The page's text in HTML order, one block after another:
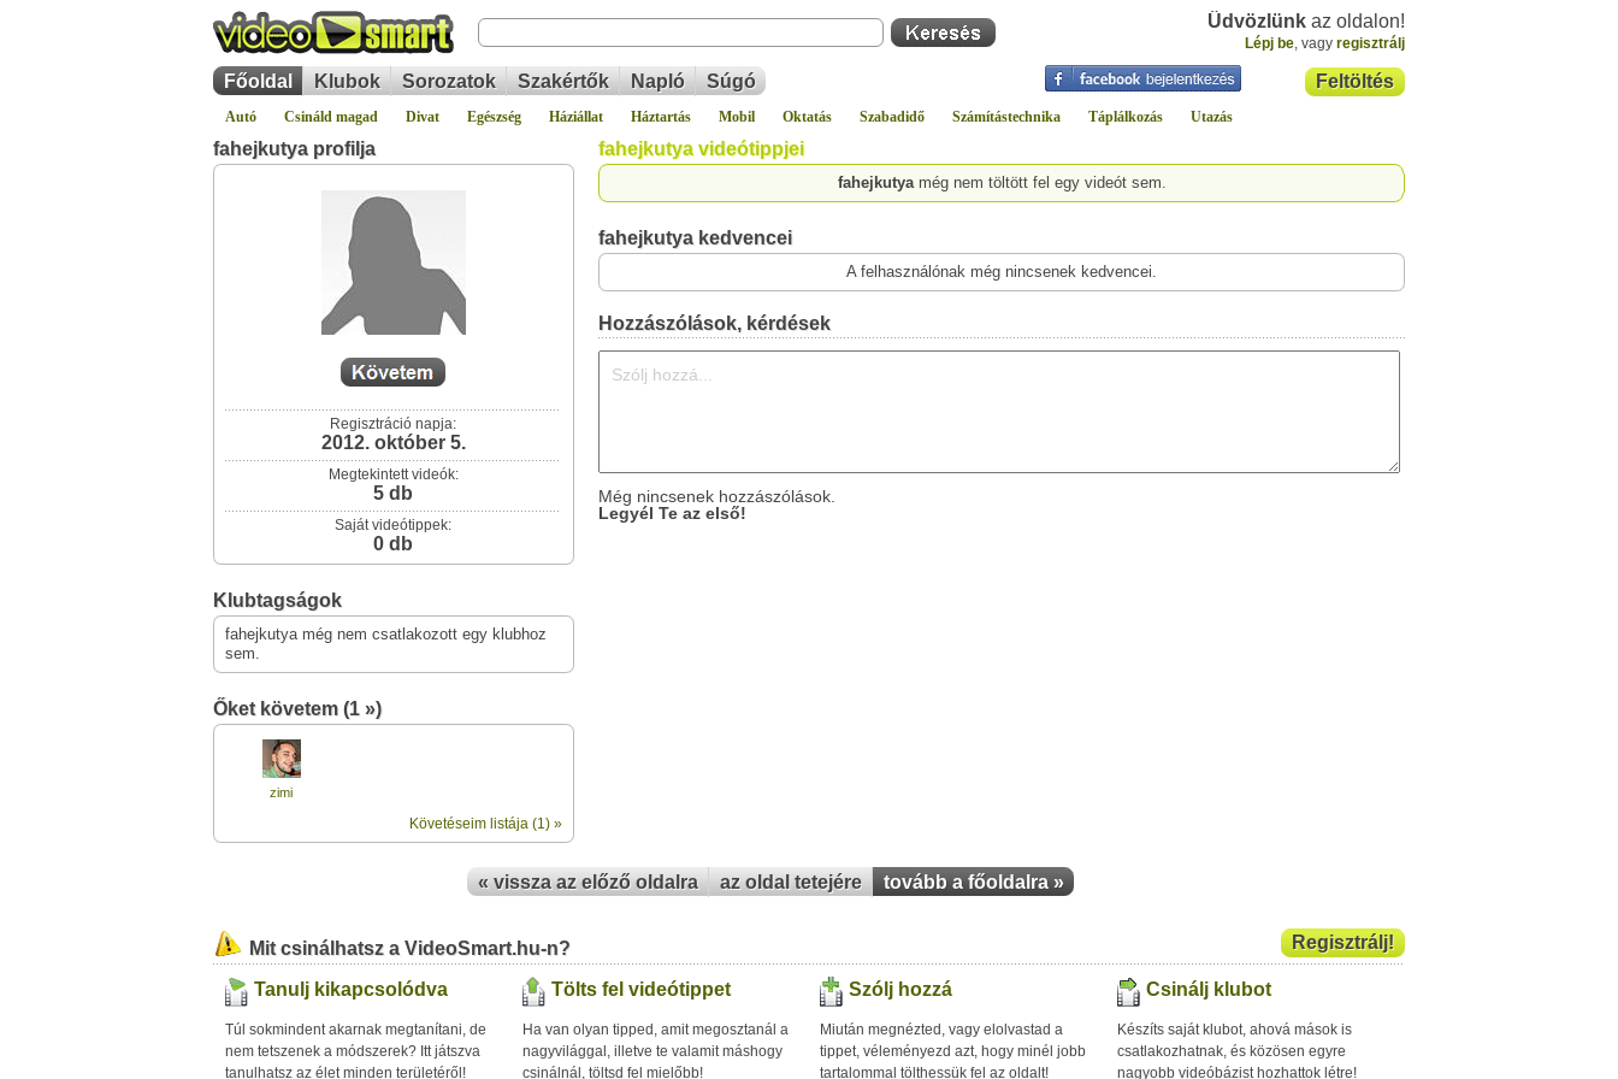
Üdvözlünk az oldalon!
Lépj be, vagy regisztrálj
Feltöltés
Főoldal Klubok Sorozatok Szakértők Napló Súgó
Autó Csináld magad Divat Egészség Háziállat Háztartás Mobil Oktatás Szabadidő Számítástechnika Táplálkozás Utazás
fahejkutya profilja
Regisztráció napja:
2012. október 5.
Megtekintett videók:
5 db
Saját videótippek:
0 db
Klubtagságok
fahejkutya még nem csatlakozott egy klubhoz
sem.
Őket követem (1 »)
zimi
Követéseim listája (1) »
fahejkutya videótippjei
fahejkutyamég nem töltött fel egy videót sem.
fahejkutya kedvencei
A felhasználónak még nincsenek kedvencei.
Hozzászólások, kérdések
Még nincsenek hozzászólások.
Legyél Te az első!
« vissza az előző oldalra az oldal tetejére tovább a főoldalra »
Regisztrálj!
Mit csinálhatsz a VideoSmart.hu-n?
Tanulj kikapcsolódva
Túl sokmindent akarnak megtanítani, de
nem tetszenek a módszerek? Itt játszva
tanulhatsz az élet minden területéről!
Tölts fel videótippet
Ha van olyan tipped, amit megosztanál a
nagyvilággal, illetve te valamit máshogy
csinálnál, töltsd fel mielőbb!
Szólj hozzá
Miután megnézted, vagy elolvastad a
tippet, véleményezd azt, hogy minél jobb
tartalommal tölthessük fel az oldalt!
Csinálj klubot
Készíts saját klubot, ahová mások is
csatlakozhatnak, és közösen egyre
nagyobb videóbázist hozhattok létre!